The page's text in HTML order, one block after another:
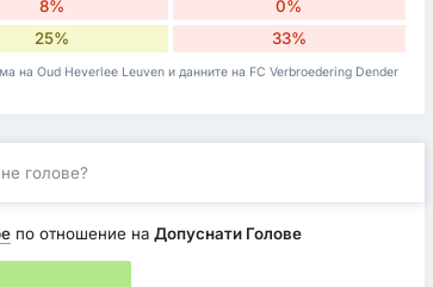
8% 0%
25% 33%
на Oud Heverlee Leuven и данните на FC Verbroedering Dender
голове?
по отношение наДопуснати Голове